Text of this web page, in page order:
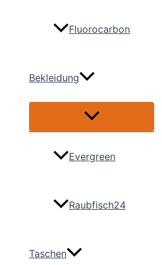
Fluorocarbon
Bekleidung
Menü
Evergreen
Raubfisch24
Taschen